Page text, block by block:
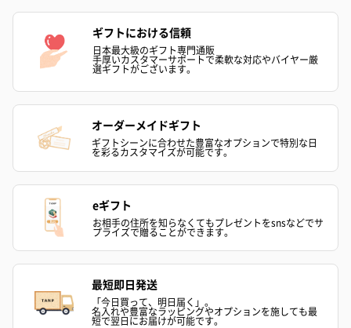
キャンドル・お香
キャンドル・お香を同梱してお届けいたします。
フラッグカプセル：イ
ンセンススティック
（END）（880円）
フラッグカプセル：イ
ンセンススティック
（St.OSMANTHUS）
（880円）
ショートイン
ギフトにおける信頼
日本最大級のギフト専門通販
手厚いカスタマーサポートで柔軟な対応やバイヤー厳
選ギフトがございます。
オーダーメイドギフト
ギフトシーンに合わせた豊富なオプションで特別な日
を彩るカスタマイズが可能です。
eギフト
お相手の住所を知らなくてもプレゼントをsnsなどでサ
プライズで贈ることができます。
最短即日発送
「今日買って、明日届く」。
名入れや豊富なラッピングやオプションを施しても最
短で翌日にお届けが可能です。